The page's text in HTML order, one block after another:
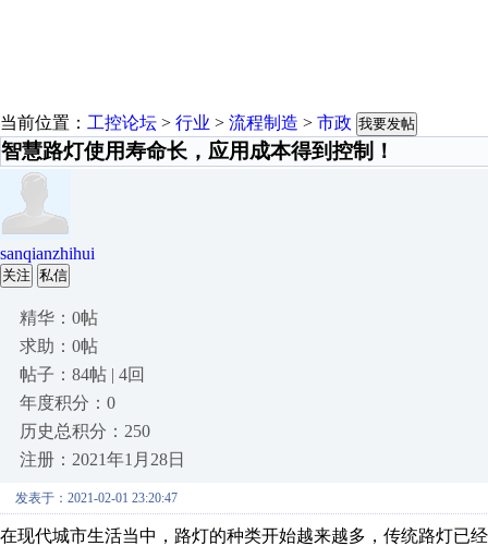
当前位置： 工控论坛 > 行业 > 流程制造 > 市政 我要发帖
智慧路灯使用寿命长，应用成本得到控制！
sanqianzhihui
关注 私信
精华：0帖
求助：0帖
帖子：84帖 | 4回
年度积分：0
历史总积分：250
注册：2021年1月28日
发表于：2021-02-01 23:20:47
在现代城市生活当中，路灯的种类开始越来越多，传统路灯已